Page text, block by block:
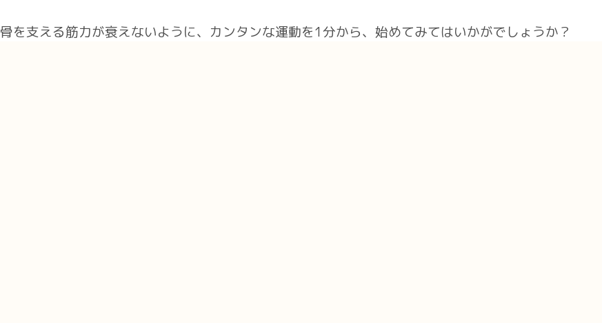
骨を支える筋力が衰えないように、カンタンな運動を1分から、始めてみてはいかがでしょうか？